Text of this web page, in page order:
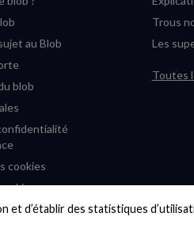
et d’établir des statistiques
au Blob
blob
cookies
partiellement
Trous
Les
Toutes